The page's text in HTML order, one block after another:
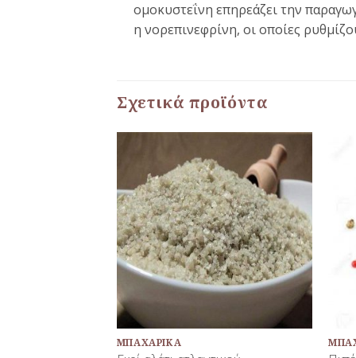
ομοκυστεΐνη επηρεάζει την
η νορεπινεφρίνη, οι οποίες
Σχετικά προϊόντα
Προσθήκη
στη Λίστα
Αγαπημένων
ΜΠΑΧΑΡΙΚΆ